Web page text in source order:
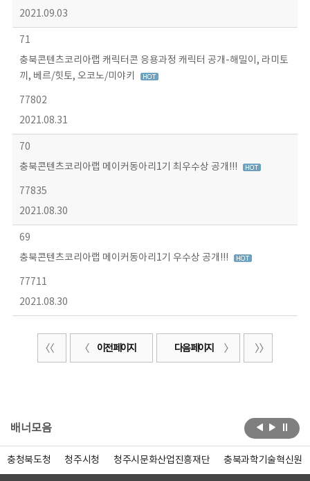
2021.09.03
71
충북콘텐츠코리아랩 캐릭터콘 응용과정 캐릭터 공개-해밀이, 라미토
끼, 베르/힛토, 오코노/미야키
77802
2021.08.31
70
충북콘텐츠코리아랩 메이커동아리1기 최우수상 공개!!!
77835
2021.08.30
69
충북콘텐츠코리아랩 메이커동아리1기 우수상 공개!!!
77711
2021.08.30
이전 페이지 다음 페이지
배너모음
충청북도청 청주시청 청주시문화산업진흥재단 충북과학기술혁신원